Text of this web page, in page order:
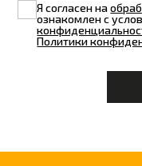
Я согласен на
ознакомлен с
Политики